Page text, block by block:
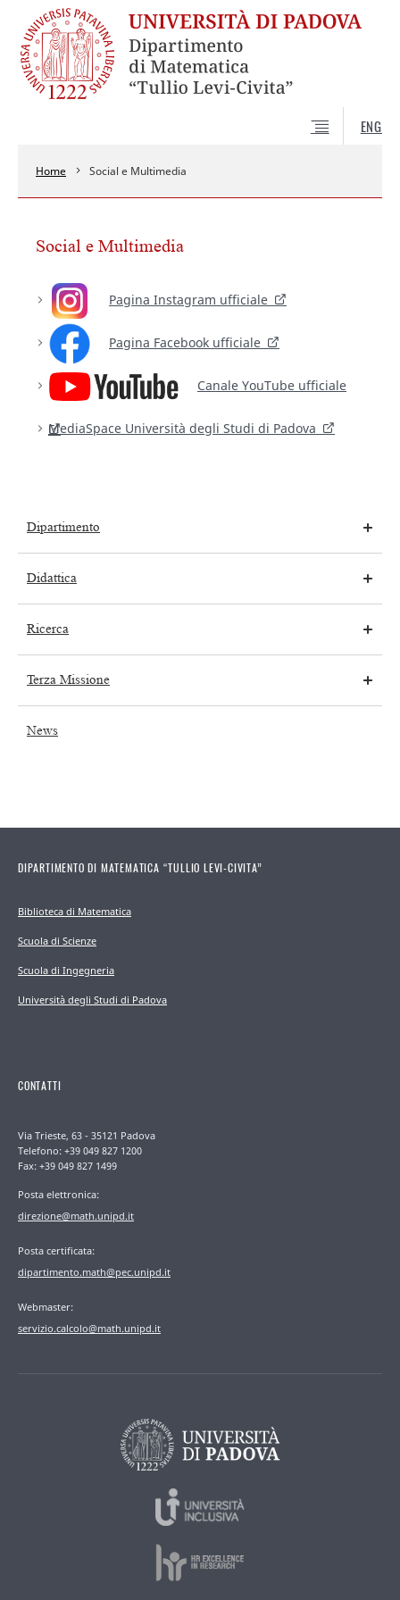
ENG
Home Social e Multimedia
Dipartimento
Didattica
Ricerca
Terza Missione
News
Social e Multimedia
Pagina Instagram ufficiale
Pagina Facebook ufficiale
Canale YouTube ufficiale
MediaSpace Università degli Studi di Padova
DIPARTIMENTO DI MATEMATICA “TULLIO LEVI-CIVITA”
Biblioteca di Matematica
Scuola di Scienze
Scuola di Ingegneria
Università degli Studi di Padova
CONTATTI
Via Trieste, 63 - 35121 Padova
Telefono: +39 049 827 1200
Fax: +39 049 827 1499
Posta elettronica:
direzione@math.unipd.it
Posta certificata:
dipartimento.math@pec.unipd.it
Webmaster:
servizio.calcolo@math.unipd.it